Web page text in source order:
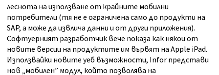
леснота на използване от крайните мобилни
потребители (тя не е ограничена само до продукти на
SAP, а може да извлича данни и от други приложения).
Софтуерният разработчик вече показа как някои от
новите версии на продуктите им вървят на Apple iPad.
Използвайки новите уеб възможности, Infor представи
нов „мобилен” модул, който позволява на